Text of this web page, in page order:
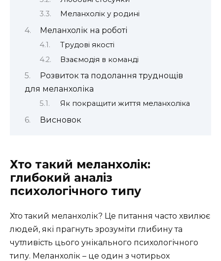
Меланхолік у родині
Меланхолік на роботі
Трудові якості
Взаємодія в команді
Розвиток та подолання труднощів
для меланхоліка
Як покращити життя меланхоліка
Висновок
Хто такий меланхолік:
глибокий аналіз
психологічного типу
Хто такий меланхолік? Це питання часто хвилює
людей, які прагнуть зрозуміти глибину та
чутливість цього унікального психологічного
типу. Меланхолік – це один з чотирьох